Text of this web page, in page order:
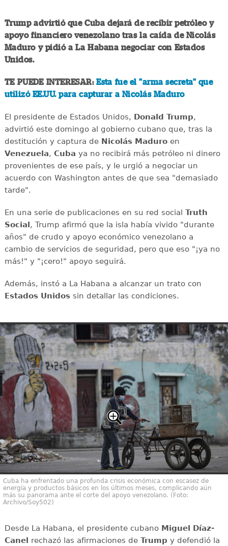
Trump advirtió que Cuba dejará de recibir petróleo y
apoyo financiero venezolano tras la caída de Nicolás
Maduro y pidió a La Habana negociar con Estados
Unidos.
TE PUEDE INTERESAR:Esta fue el "arma secreta" que
utilizó EE.UU. para capturar a Nicolás Maduro
El presidente de Estados Unidos, Donald Trump,
advirtió este domingo al gobierno cubano que, tras la
destitución y captura deNicolás Maduroen
Venezuela, Cuba ya no recibirá más petróleo ni dinero
provenientes de ese país, y le urgió a negociar un
acuerdo con Washington antes de que sea "demasiado
tarde".
En una serie de publicaciones en su red social Truth
Social, Trump afirmó que la isla había vivido "durante
años" de crudo y apoyo económico venezolano a
cambio de servicios de seguridad, pero que eso "¡ya no
más!" y "¡cero!" apoyo seguirá.
Además, instó a La Habana a alcanzar un trato con
Estados Unidossin detallar las condiciones.
Cuba ha enfrentado una profunda crisis económica con escasez de
energía y productos básicos en los últimos meses, complicando aún
más su panorama ante el corte del apoyo venezolano. (Foto:
Archivo/Soy502)
Desde La Habana, el presidente cubano Miguel Díaz-
Canel rechazó las afirmaciones de Trump y defendió la